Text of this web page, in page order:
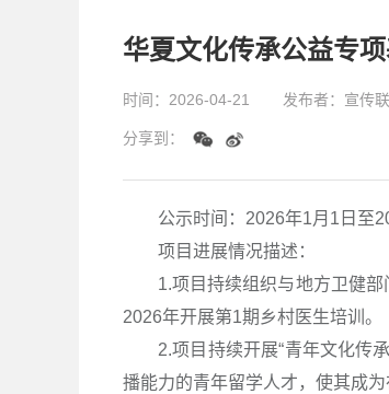
华夏文化传承公益专
时间： 2026-04-21 发布者： 宣传
分享到：
公示时间：2026年1月1日至
项目进展情况描述：
1.项目持续组织与地方卫健
2026年开展第1期乡村医生培训。
2.项目持续开展“青年文化传
播能力的青年留学人才，使其成